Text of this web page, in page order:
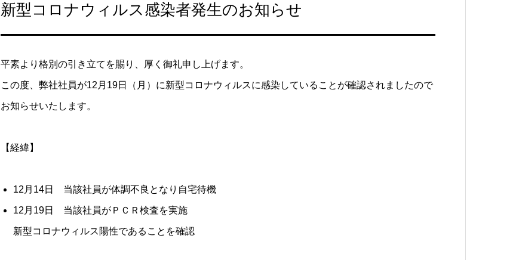
新型コロナウィルス感染者発生のお知らせ
平素より格別の引き立てを賜り、厚く御礼申し上げます。
この度、弊社社員が12月19日（月）に新型コロナウィルスに感染していることが確認されましたので
お知らせいたします。
【経緯】
12月14日 当該社員が体調不良となり自宅待機
12月19日 当該社員がＰＣＲ検査を実施
新型コロナウィルス陽性であることを確認